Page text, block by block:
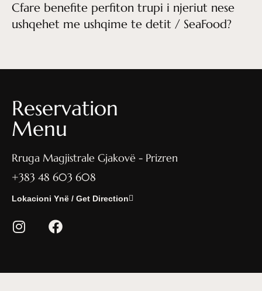
Cfare benefite perfiton trupi i njeriut nese
ushqehet me ushqime te detit / SeaFood?
Reservation
Menu
Rruga Magjistrale Gjakovë - Prizren
+383 48 603 608
Lokacioni Ynë / Get Direction